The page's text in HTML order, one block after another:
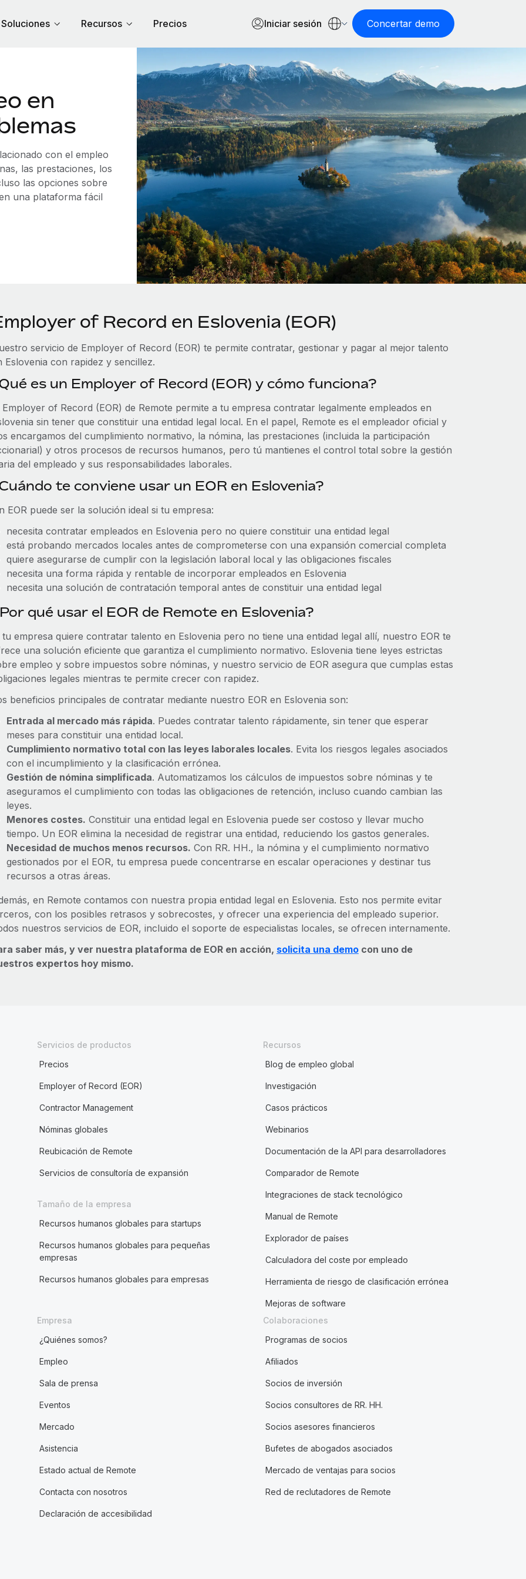
Soluciones Recursos Precios Iniciar sesión Concertar demo
en
con el empleo
las prestaciones, los
las opciones sobre
una plataforma fácil
of Record en Eslovenia (EOR)
servicio de Employer of Record (EOR) te permite contratar, gestionar y pagar al mejor talento
Eslovenia con rapidez y sencillez.
es un Employer of Record (EOR) y cómo funciona?
Employer of Record (EOR) de Remote permite a tu empresa contratar legalmente empleados en
sin tener que constituir una entidad legal local. En el papel, Remote es el empleador oficial y
encargamos del cumplimiento normativo, la nómina, las prestaciones (incluida la participación
y otros procesos de recursos humanos, pero tú mantienes el control total sobre la gestión
del empleado y sus responsabilidades laborales.
te conviene usar un EOR en Eslovenia?
EOR puede ser la solución ideal si tu empresa:
necesita contratar empleados en Eslovenia pero no quiere constituir una entidad legal
está probando mercados locales antes de comprometerse con una expansión comercial completa
quiere asegurarse de cumplir con la legislación laboral local y las obligaciones fiscales
necesita una forma rápida y rentable de incorporar empleados en Eslovenia
necesita una solución de contratación temporal antes de constituir una entidad legal
qué usar el EOR de Remote en Eslovenia?
tu empresa quiere contratar talento en Eslovenia pero no tiene una entidad legal allí, nuestro EOR te
una solución eficiente que garantiza el cumplimiento normativo. Eslovenia tiene leyes estrictas
empleo y sobre impuestos sobre nóminas, y nuestro servicio de EOR asegura que cumplas estas
legales mientras te permite crecer con rapidez.
beneficios principales de contratar mediante nuestro EOR en Eslovenia son:
Entrada al mercado más rápida. Puedes contratar talento rápidamente, sin tener que esperar
meses para constituir una entidad local.
Cumplimiento normativo total con las leyes laborales locales. Evita los riesgos legales asociados
con el incumplimiento y la clasificación errónea.
Gestión de nómina simplificada. Automatizamos los cálculos de impuestos sobre nóminas y te
aseguramos el cumplimiento con todas las obligaciones de retención, incluso cuando cambian las
leyes.
Menores costes. Constituir una entidad legal en Eslovenia puede ser costoso y llevar mucho
tiempo. Un EOR elimina la necesidad de registrar una entidad, reduciendo los gastos generales.
Necesidad de muchos menos recursos. Con RR. HH., la nómina y el cumplimiento normativo
gestionados por el EOR, tu empresa puede concentrarse en escalar operaciones y destinar tus
recursos a otras áreas.
en Remote contamos con nuestra propia entidad legal en Eslovenia. Esto nos permite evitar
con los posibles retrasos y sobrecostes, y ofrecer una experiencia del empleado superior.
nuestros servicios de EOR, incluido el soporte de especialistas locales, se ofrecen internamente.
saber más, y ver nuestra plataforma de EOR en acción, solicita una democon uno de
expertos hoy mismo.
Servicios de productos
Precios
Employer of Record (EOR)
Contractor Management
Nóminas globales
Reubicación de Remote
Servicios de consultoría de expansión
Tamaño de la empresa
Recursos humanos globales para startups
Recursos humanos globales para pequeñas
empresas
Recursos humanos globales para empresas
Recursos
Blog de empleo global
Investigación
Casos prácticos
Webinarios
Documentación de la API para desarrolladores
Comparador de Remote
Integraciones de stack tecnológico
Manual de Remote
Explorador de países
Calculadora del coste por empleado
Herramienta de riesgo de clasificación errónea
Mejoras de software
Empresa
¿Quiénes somos?
Empleo
Sala de prensa
Eventos
Mercado
Asistencia
Estado actual de Remote
Contacta con nosotros
Declaración de accesibilidad
Colaboraciones
Programas de socios
Afiliados
Socios de inversión
Socios consultores de RR. HH.
Socios asesores financieros
Bufetes de abogados asociados
Mercado de ventajas para socios
Red de reclutadores de Remote